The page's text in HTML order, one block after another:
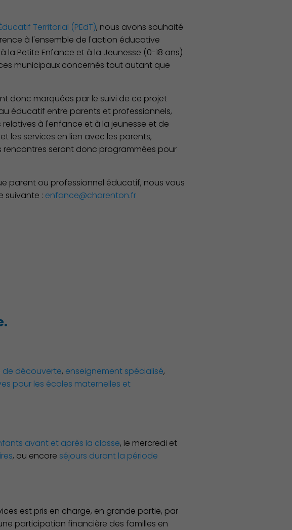
vie
Territorial (PEdT), nous avons souhaité
à l'ensemble de l'action éducative
la Petite Enfance et à la Jeunesse (0-18 ans)
municipaux concernés tout autant que
donc marquées par le suivi de ce projet
éducatif entre parents et professionnels,
à l'enfance et à la jeunesse et de
les services en lien avec les parents,
rencontres seront donc programmées pour
parent ou professionnel éducatif, nous vous
suivante : enfance@charenton.fr
de découverte, enseignement spécialisé,
pour les écoles maternelles et
avant et après la classe, le mercredi et
, ou encore séjours durant la période
est pris en charge, en grande partie, par
participation financière des familles en